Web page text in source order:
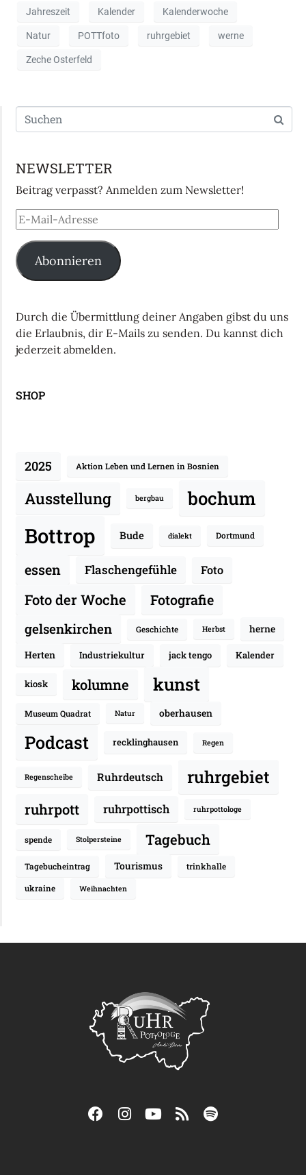
Jahreszeit Kalender Kalenderwoche
Natur POTTfoto ruhrgebiet werne
Zeche Osterfeld
NEWSLETTER
Beitrag verpasst? Anmelden zum Newsletter!
Abonnieren
Durch die Übermittlung deiner Angaben gibst du uns
die Erlaubnis, dir E-Mails zu senden. Du kannst dich
jederzeit abmelden.
SHOP
2025 Aktion Leben und Lernen in Bosnien
Ausstellung bergbau bochum
Bottrop Bude dialekt Dortmund
essen Flaschengefühle Foto
Foto der Woche Fotografie
gelsenkirchen Geschichte Herbst
herne
Herten
Industriekultur jack tengo Kalender
kiosk kolumne kunst
Museum Quadrat Natur oberhausen
Podcast recklinghausen Regen
Regenscheibe Ruhrdeutsch ruhrgebiet
ruhrpott ruhrpottisch ruhrpottologe
spende Stolpersteine Tagebuch
Tagebucheintrag Tourismus trinkhalle
ukraine Weihnachten